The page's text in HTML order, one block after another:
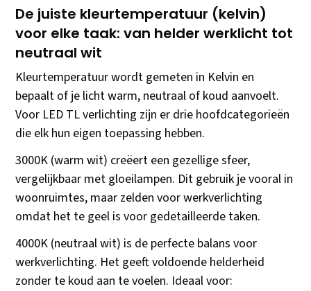
De juiste kleurtemperatuur (kelvin)
voor elke taak: van helder werklicht tot
neutraal wit
Kleurtemperatuur wordt gemeten in Kelvin en
bepaalt of je licht warm, neutraal of koud aanvoelt.
Voor LED TL verlichting zijn er drie hoofdcategorieën
die elk hun eigen toepassing hebben.
3000K (warm wit) creëert een gezellige sfeer,
vergelijkbaar met gloeilampen. Dit gebruik je vooral in
woonruimtes, maar zelden voor werkverlichting
omdat het te geel is voor gedetailleerde taken.
4000K (neutraal wit) is de perfecte balans voor
werkverlichting. Het geeft voldoende helderheid
zonder te koud aan te voelen. Ideaal voor: